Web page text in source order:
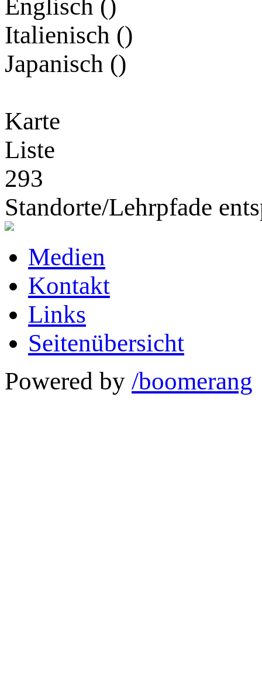
Englisch ( )
Italienisch ()
Japanisch ()
Karte
Liste
293
Standorte/Lehrpfade
Medien
Kontakt
Links
Seitenübersicht
Powered by /boomerang